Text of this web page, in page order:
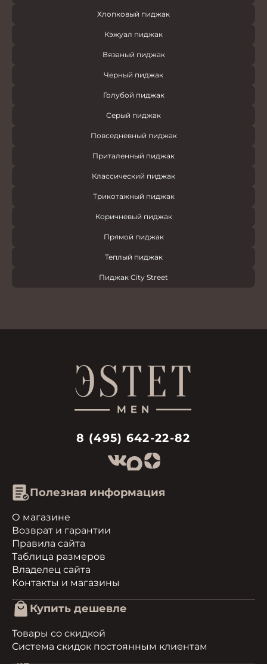
Хлопковый пиджак
Кэжуал пиджак
Вязаный пиджак
Черный пиджак
Голубой пиджак
Серый пиджак
Повседневный пиджак
Приталенный пиджак
Классический пиджак
Трикотажный пиджак
Коричневый пиджак
Прямой пиджак
Теплый пиджак
Пиджак City Street
8 (495) 642-22-82
Полезная информация
О магазине
Возврат и гарантии
Правила сайта
Таблица размеров
Владелец сайта
Контакты и магазины
Купить дешевле
Товары со скидкой
Система скидок постоянным клиентам